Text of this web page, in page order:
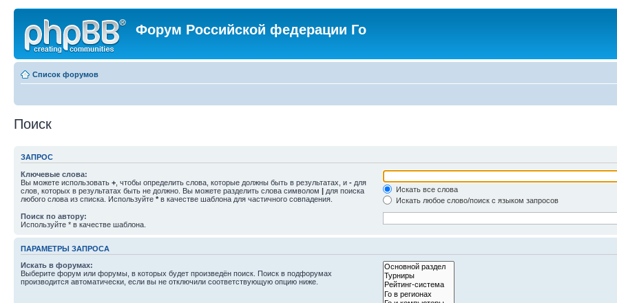
Форум Российской федерации Го
Список форумов
Поиск
ЗАПРОС
Ключевые слова:
Вы можете использовать + , чтобы определить слова, которые должны быть в результатах, и - для
слов, которых в результатах быть не должно. Вы можете разделить слова символом | для поиска
любого слова из списка. Используйте * в качестве шаблона для частичного совпадения.
Искать все слова
Искать любое слово/поиск с языком запросов
Поиск по автору:
Используйте * в качестве шаблона.
ПАРАМЕТРЫ ЗАПРОСА
Искать в форумах:
Выберите форум или форумы, в которых будет произведён поиск. Поиск в подфорумах
производится автоматически, если вы не отключили соответствующую опцию ниже.